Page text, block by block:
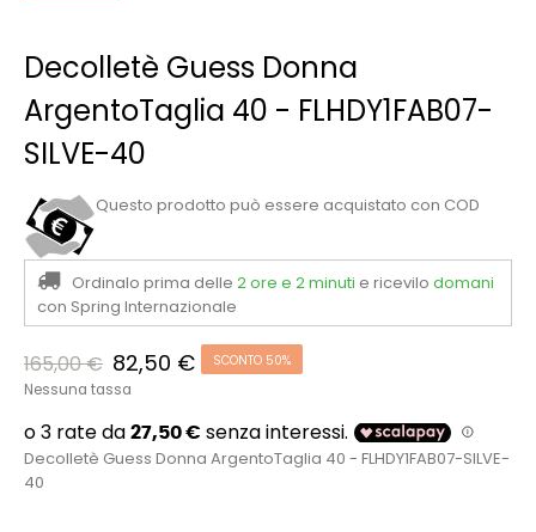
Decolletè Guess Donna
ArgentoTaglia 40 - FLHDY1FAB07-
SILVE-40
Questo prodotto può essere acquistato con COD
Ordinalo prima delle 2 ore e 2 minuti e ricevilo domani
con Spring Internazionale
165,00 € 82,50 € SCONTO 50%
Nessuna tassa
Decolletè Guess Donna ArgentoTaglia 40 - FLHDY1FAB07-SILVE-
40